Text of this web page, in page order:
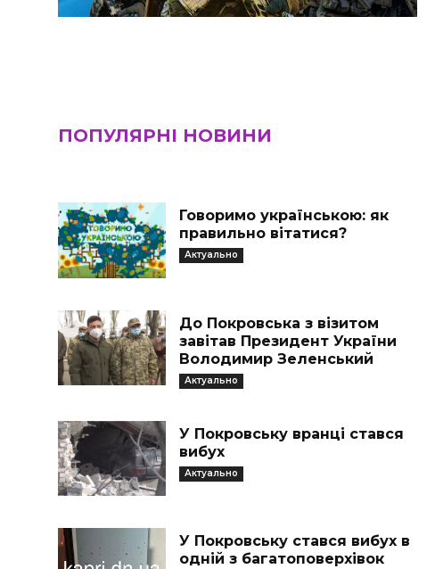
ПОПУЛЯРНІ НОВИНИ
Говоримо українською: як
правильно вітатися?
Актуально
До Покровська з візитом
завітав Президент України
Володимир Зеленський
Актуально
У Покровську вранці стався
вибух
Актуально
У Покровську стався вибух в
одній з багатоповерхівок